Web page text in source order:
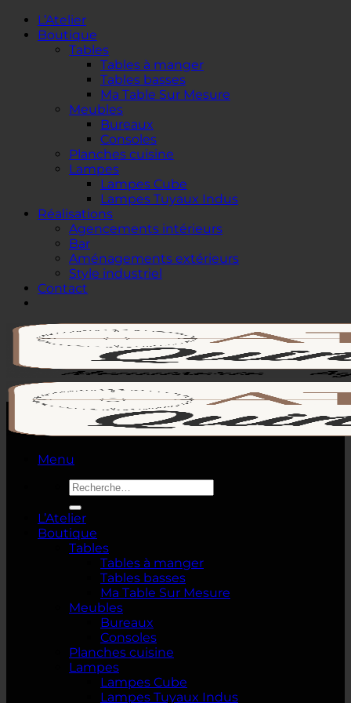
Passer
contenu
L’Atelier
Boutique
Tables
Tables à manger
Tables basses
Ma Table Sur Mesure
Meubles
Bureaux
Consoles
Planches cuisine
Lampes
Lampes Cube
Lampes Tuyaux Indus
Réalisations
Agencements intérieurs
Bar
Aménagements extérieurs
Style industriel
Contact
Menu
Recherche
pour :
L’Atelier
Boutique
Tables
Tables à manger
Tables basses
Ma Table Sur Mesure
Meubles
Bureaux
Consoles
Planches cuisine
Lampes
Lampes Cube
Lampes Tuyaux Indus